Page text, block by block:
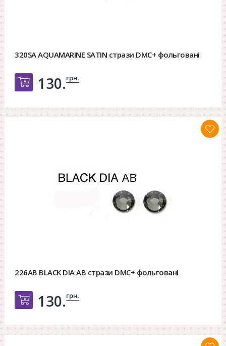
320SA AQUAMARINE SATIN стрази DMC+ фольговані
Добавить в корзину
130.грн.
226AB BLACK DIA AB стрази DMC+ фольговані
Добавить в корзину
130.грн.